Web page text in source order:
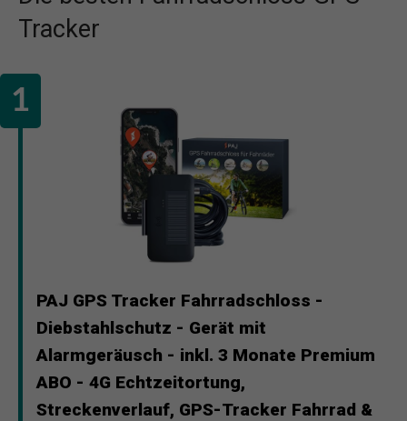
Tracker
PAJ GPS Tracker Fahrradschloss -
Diebstahlschutz - Gerät mit
Alarmgeräusch - inkl. 3 Monate Premium
ABO - 4G Echtzeitortung,
Streckenverlauf, GPS-Tracker Fahrrad &